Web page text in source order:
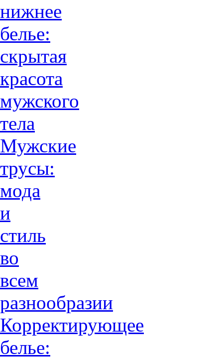
нижнее
белье:
скрытая
красота
мужского
тела
Мужские
трусы:
мода
и
стиль
во
всем
разнообразии
Корректирующее
белье: